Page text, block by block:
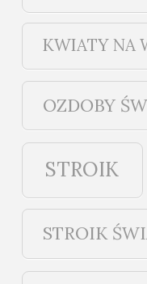
KWIATY NA
OZDOBY
STROIK
STROIK